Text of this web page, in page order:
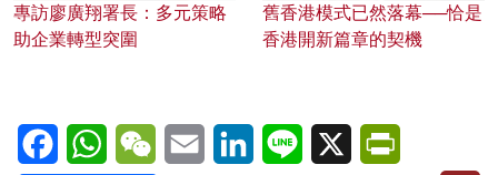
專訪廖廣翔署長：多元策略
助企業轉型突圍
舊香港模式已然落幕──恰是
香港開新篇章的契機
FacebookWhatsAppWeChatEmail LinkedInLine X